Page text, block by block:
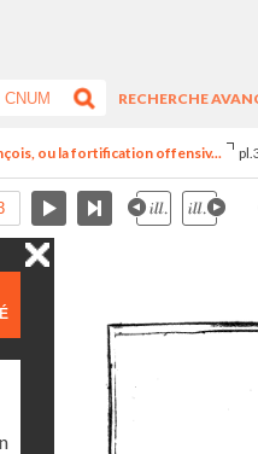
RECHERCHE
ou la fortification offensiv...